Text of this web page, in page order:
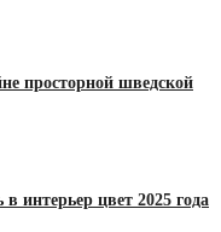
просторной шведской
интерьер цвет 2025 года